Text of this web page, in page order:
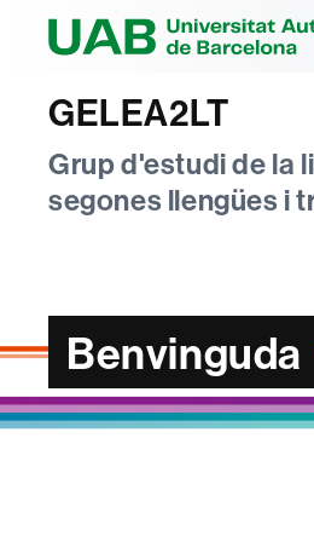
GELEA2LT
Grup d'estudi de la
segones llengües i
Benvinguda